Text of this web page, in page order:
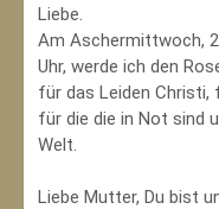
Liebe.
Am Aschermittwoch,
Uhr, werde ich den
für das Leiden Christi,
für die die in Not sind
Welt.
Liebe Mutter, Du bist